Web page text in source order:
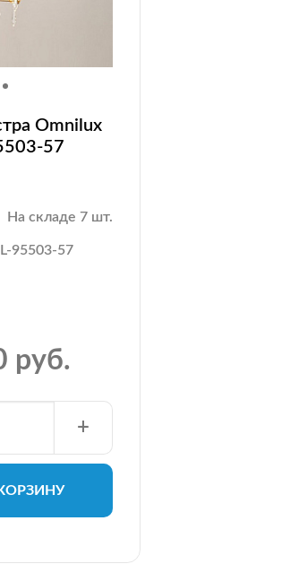
Omnilux
57
На складе 7 шт.
95503-57
руб.
+